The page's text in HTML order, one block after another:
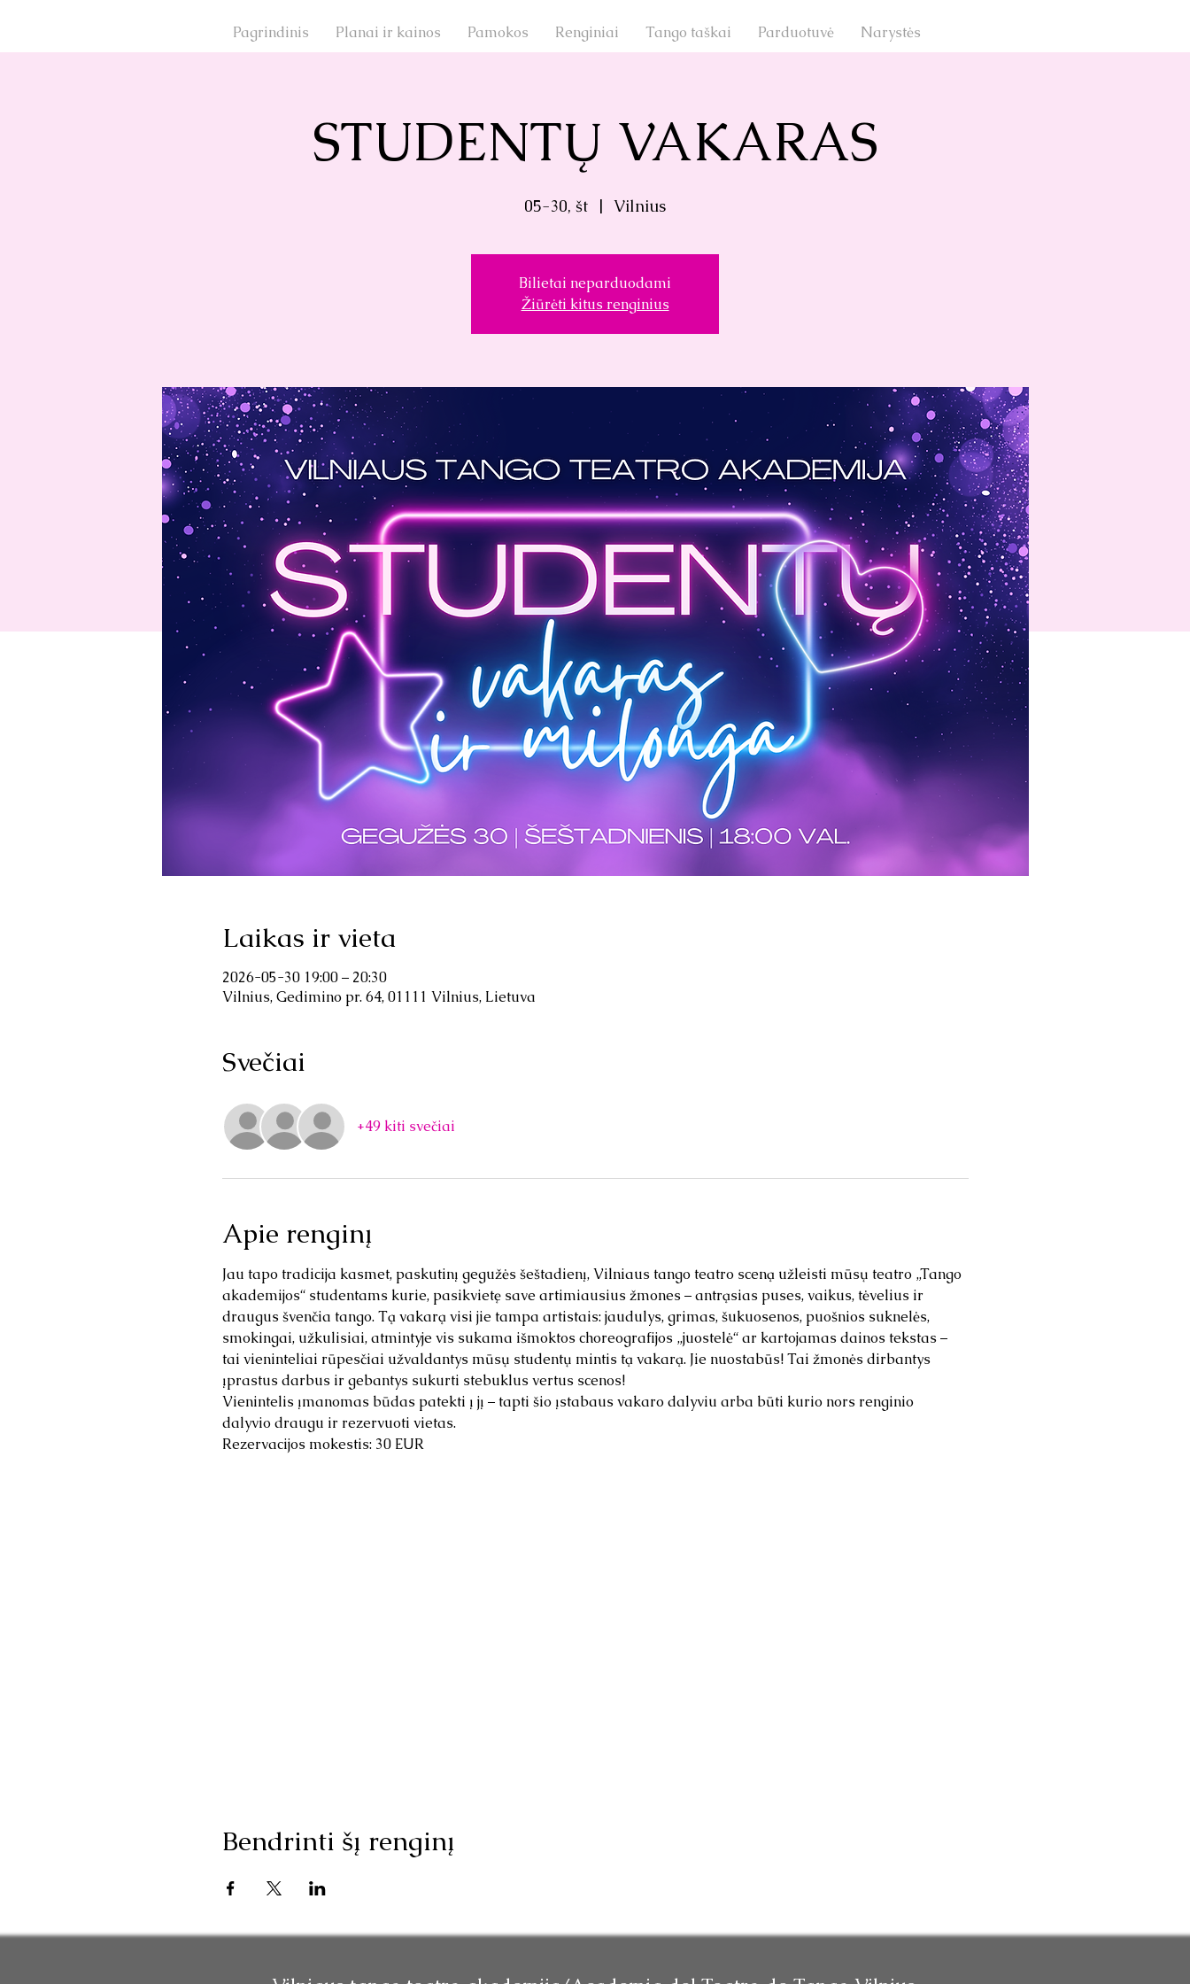
Pagrindinis Planai ir kainos Pamokos Renginiai Tango taškai Parduotuvė Narystės
STUDENTŲ VAKARAS
05-30, št
  |
Vilnius
Bilietai neparduodami
Žiūrėti kitus renginius
Laikas ir vieta
2026-05-30 19:00 – 20:30
Vilnius, Gedimino pr. 64, 01111 Vilnius, Lietuva
Svečiai
+49 kiti svečiai
Apie renginį
Jau tapo tradicija kasmet, paskutinį gegužės šeštadienį, Vilniaus tango teatro sceną užleisti mūsų teatro „Tango
akademijos“ studentams kurie, pasikvietę save artimiausius žmones – antrąsias puses, vaikus, tėvelius ir
draugus švenčia tango. Tą vakarą visi jie tampa artistais: jaudulys, grimas, šukuosenos, puošnios suknelės,
smokingai, užkulisiai, atmintyje vis sukama išmoktos choreografijos „juostelė“ ar kartojamas dainos tekstas –
tai vieninteliai rūpesčiai užvaldantys mūsų studentų mintis tą vakarą. Jie nuostabūs! Tai žmonės dirbantys
įprastus darbus ir gebantys sukurti stebuklus vertus scenos!
Vienintelis įmanomas būdas patekti į jį – tapti šio įstabaus vakaro dalyviu arba būti kurio nors renginio
dalyvio draugu ir rezervuoti vietas.
Rezervacijos mokestis: 30 EUR
Bendrinti šį renginį